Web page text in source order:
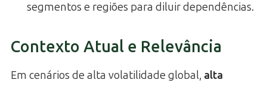
segmentos e regiões para diluir dependências.
Contexto Atual e Relevância
Em cenários de alta volatilidade global, alta